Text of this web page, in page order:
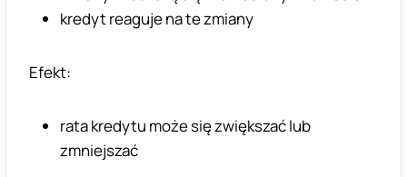
kredyt reaguje na te zmiany
Efekt:
rata kredytu może się zwiększać lub
zmniejszać